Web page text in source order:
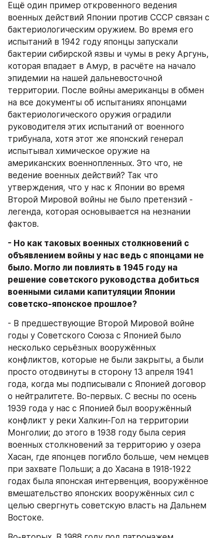
Ещё один пример откровенного ведения
военных действий Японии против СССР связан с
бактериологическим оружием. Во время его
испытаний в 1942 году японцы запускали
бактерии сибирской язвы и чумы в реку Аргунь,
которая впадает в Амур, в расчёте на начало
эпидемии на нашей дальневосточной
территории. После войны американцы в обмен
на все документы об испытаниях японцами
бактериологического оружия оградили
руководителя этих испытаний от военного
трибунала, хотя этот же японский генерал
испытывал химическое оружие на
американских военнопленных. Это что, не
ведение военных действий? Так что
утверждения, что у нас к Японии во время
Второй Мировой войны не было претензий -
легенда, которая основывается на незнании
фактов.
- Но как таковых военных столкновений с
объявлением войны у нас ведь с японцами не
было. Могло ли повлиять в 1945 году на
решение советского руководства добиться
военными силами капитуляции Японии
советско-японское прошлое?
- В предшествующие Второй Мировой войне
годы у Советского Союза с Японией было
несколько серьёзных вооружённых
конфликтов, которые не были закрыты, а были
просто отодвинуты в сторону 13 апреля 1941
года, когда мы подписывали с Японией договор
о нейтралитете. Во-первых. С весны по осень
1939 года у нас с Японией был вооружённый
конфликт у реки Халкин-Гол на территории
Монголии; до этого в 1938 году была серия
военных столкновений за территорию у озера
Хасан, где японцев погибло больше, чем немцев
при захвате Польши; а до Хасана в 1918-1922
годах была японская интервенция, вооружённое
вмешательство японских вооружённых сил с
целью свергнуть советскую власть на Дальнем
Востоке.